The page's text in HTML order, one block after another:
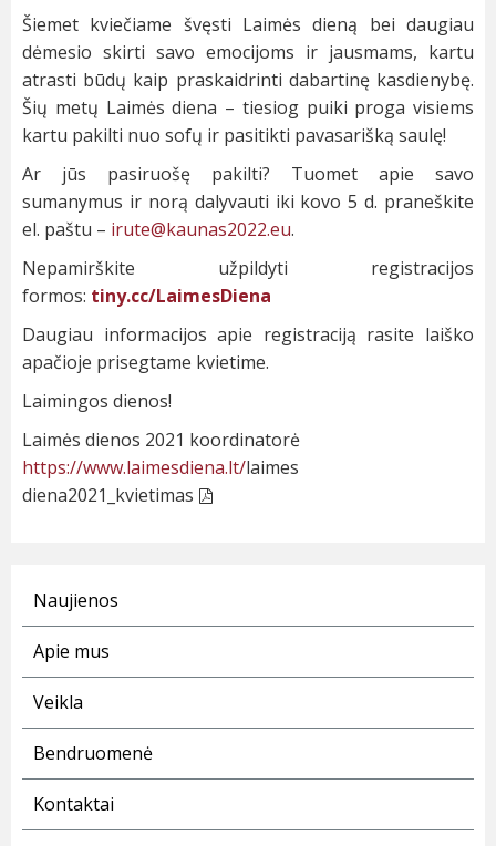
Šiemet kviečiame švęsti Laimės dieną bei daugiau
dėmesio skirti savo emocijoms ir jausmams, kartu
atrasti būdų kaip praskaidrinti dabartinę kasdienybę.
Šių metų Laimės diena – tiesiog puiki proga visiems
kartu pakilti nuo sofų ir pasitikti pavasarišką saulę!
Ar jūs pasiruošę pakilti? Tuomet apie savo
sumanymus ir norą dalyvauti iki kovo 5 d. praneškite
el. paštu – irute@kaunas2022.eu.
Nepamirškite užpildyti registracijos
formos: tiny.cc/LaimesDiena
Daugiau informacijos apie registraciją rasite laiško
apačioje prisegtame kvietime.
Laimingos dienos!
Laimės dienos 2021 koordinatorė
https://www.laimesdiena.lt/laimes
diena2021_kvietimas
Naujienos
Apie mus
Veikla
Bendruomenė
Kontaktai